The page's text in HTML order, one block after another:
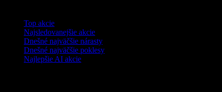
Top akcie
Najsledovanejšie akcie
Dnešné najväčšie nárasty
Dnešné najväčšie poklesy
Najlepšie AI akcie